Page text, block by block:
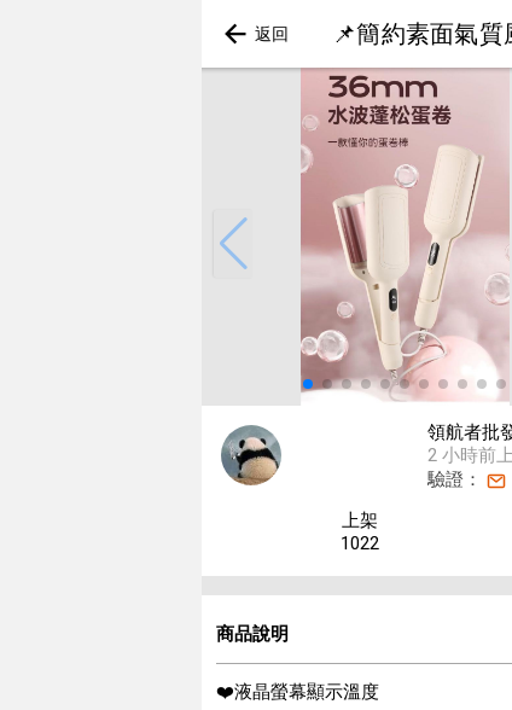
📌簡約素面氣
領航者批
2 小時前
驗證：
上架
1022
商品說明
❤️液晶螢幕顯示溫度